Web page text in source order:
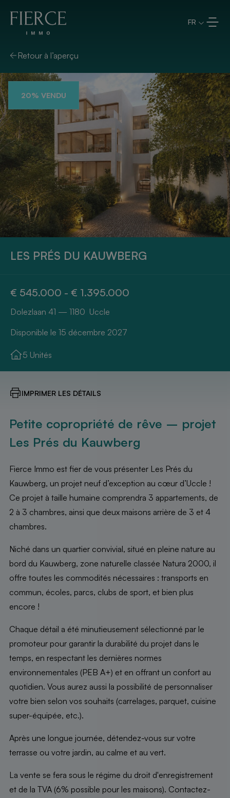
FR
Retour à l’aperçu
20% VENDU
LES PRÉS DU KAUWBERG
€ 545.000 - € 1.395.000
Dolezlaan 41 — 1180 Uccle
Disponible le 15 décembre 2027
5 Unités
IMPRIMER LES DÉTAILS
Petite copropriété de rêve – projet
Les Prés du Kauwberg
Fierce Immo est fier de vous présenter Les Prés du
Kauwberg, un projet neuf d’exception au cœur d’Uccle !
Ce projet à taille humaine comprendra 3 appartements, de
2 à 3 chambres, ainsi que deux maisons arrière de 3 et 4
chambres.
Niché dans un quartier convivial, situé en pleine nature au
bord du Kauwberg, zone naturelle classée Natura 2000, il
offre toutes les commodités nécessaires : transports en
commun, écoles, parcs, clubs de sport, et bien plus
encore !
Chaque détail a été minutieusement sélectionné par le
promoteur pour garantir la durabilité du projet dans le
temps, en respectant les dernières normes
environnementales (PEB A+) et en offrant un confort au
quotidien. Vous aurez aussi la possibilité de personnaliser
votre bien selon vos souhaits (carrelages, parquet, cuisine
super-équipée, etc.).
Après une longue journée, détendez-vous sur votre
terrasse ou votre jardin, au calme et au vert.
La vente se fera sous le régime du droit d'enregistrement
et de la TVA (6% possible pour les maisons). Contactez-